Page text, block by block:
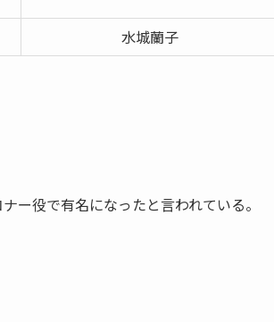
水城蘭子
ー役で有名になったと言われている。